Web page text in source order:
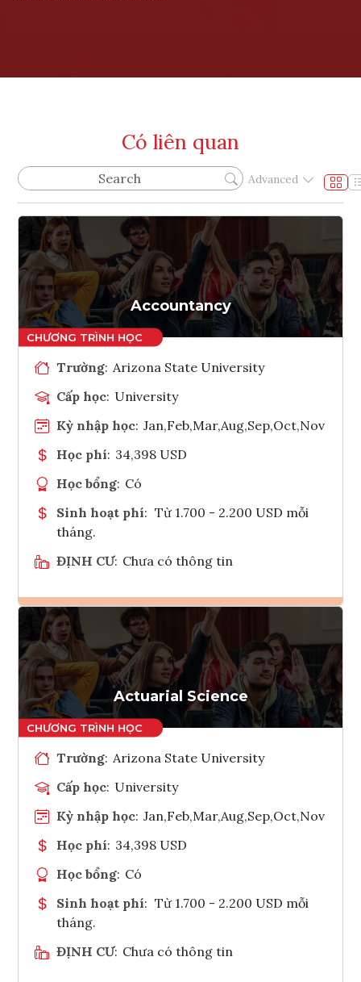
Có liên quan
Advanced
Accountancy
Trường: Arizona State University
Cấp học: University
Kỳ nhập học: Jan,Feb,Mar,Aug,Sep,Oct,Nov
Học phí: 34,398 USD
Học bổng: Có
Sinh hoạt phí: Từ 1.700 - 2.200 USD mỗi
tháng.
ĐỊNH CƯ: Chưa có thông tin
Ghi danh
Tham vấn Interlink
Actuarial Science
Trường: Arizona State University
Cấp học: University
Kỳ nhập học: Jan,Feb,Mar,Aug,Sep,Oct,Nov
Học phí: 34,398 USD
Học bổng: Có
Sinh hoạt phí: Từ 1.700 - 2.200 USD mỗi
tháng.
ĐỊNH CƯ: Chưa có thông tin